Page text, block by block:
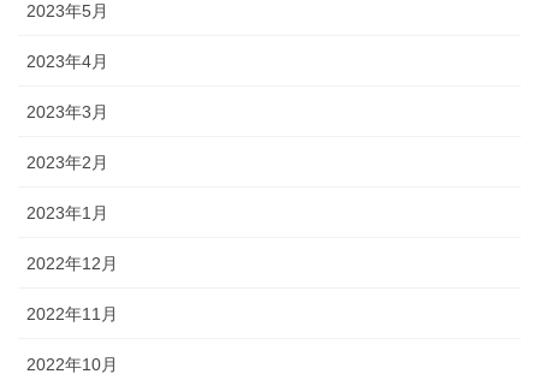
2023年5月
2023年4月
2023年3月
2023年2月
2023年1月
2022年12月
2022年11月
2022年10月